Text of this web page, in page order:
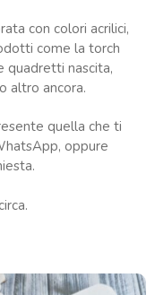
con colori acrilici,
come la torch
quadretti nascita,
altro ancora.
quella che ti
oppure